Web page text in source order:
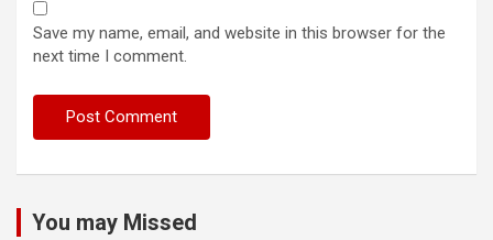
Save my name, email, and website in this browser for the
next time I comment.
You may Missed